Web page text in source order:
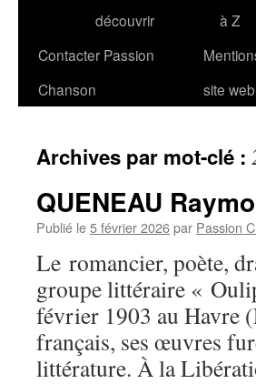
découvrir
à Z
Contacter Passion
Chanson
site web
Archives par mot-clé :
QUENEAU
Publié le5 février 2026par Passion
Le romancier, poète,
groupe littéraire «
février 1903 au Havre
français, ses œuvres
littérature. À la